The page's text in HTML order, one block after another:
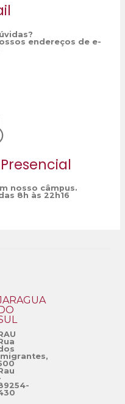
endereços de e-
nosso câmpus.
8h às 22h16
DO